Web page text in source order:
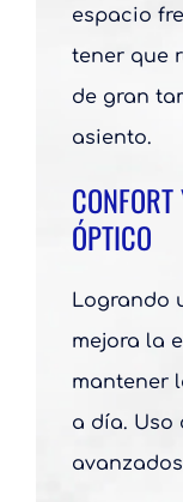
espacio
tener que
de gran
asiento.
ÓPTICO
Logrando
mejora la
mantener
a día. Uso